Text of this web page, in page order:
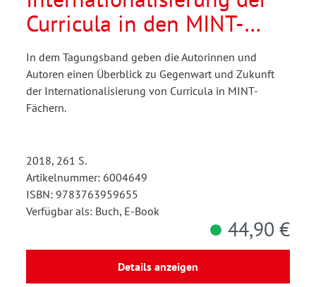
Curricula in den MINT-
Fächern
In dem Tagungsband geben die Autorinnen und
Autoren einen Überblick zu Gegenwart und Zukunft
der Internationalisierung von Curricula in MINT-
Fächern.
2018, 261 S.
Artikelnummer: 6004649
ISBN: 9783763959655
Verfügbar als: Buch, E-Book
44,90 €
Details anzeigen